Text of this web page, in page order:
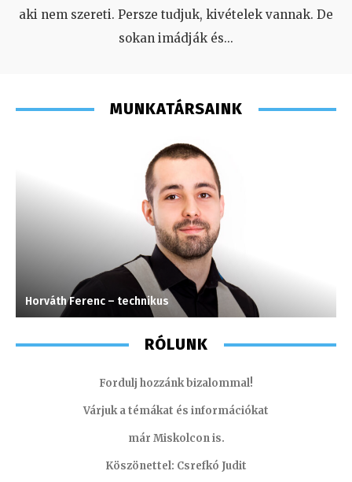
aki nem szereti. Persze tudjuk, kivételek vannak. De
sokan imádják és...
MUNKATÁRSAINK
Horváth Ferenc – technikus
RÓLUNK
Fordulj hozzánk bizalommal!
Várjuk a témákat és információkat
már Miskolcon is.
Köszönettel: Csrefkó Judit